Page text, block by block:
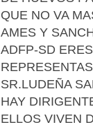
QUE NO VA
AMES Y
ADFP-SD
SR.LUDEÑA
HAY
ELLOS VIVEN